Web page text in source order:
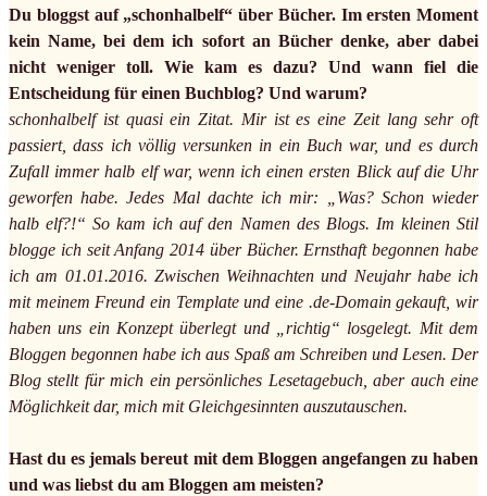
Du bloggst auf „schonhalbelf“ über Bücher. Im ersten Moment
kein Name, bei dem ich sofort an Bücher denke, aber dabei
nicht weniger toll. Wie kam es dazu? Und wann fiel die
Entscheidung für einen Buchblog? Und warum?
schonhalbelf ist quasi ein Zitat. Mir ist es eine Zeit lang sehr oft
passiert, dass ich völlig versunken in ein Buch war, und es durch
Zufall immer halb elf war, wenn ich einen ersten Blick auf die Uhr
geworfen habe. Jedes Mal dachte ich mir: „Was? Schon wieder
halb elf?!“ So kam ich auf den Namen des Blogs. Im kleinen Stil
blogge ich seit Anfang 2014 über Bücher. Ernsthaft begonnen habe
ich am 01.01.2016. Zwischen Weihnachten und Neujahr habe ich
mit meinem Freund ein Template und eine .de-Domain gekauft, wir
haben uns ein Konzept überlegt und „richtig“ losgelegt. Mit dem
Bloggen begonnen habe ich aus Spaß am Schreiben und Lesen. Der
Blog stellt für mich ein persönliches Lesetagebuch, aber auch eine
Möglichkeit dar, mich mit Gleichgesinnten auszutauschen.
Hast du es jemals bereut mit dem Bloggen angefangen zu haben
und was liebst du am Bloggen am meisten?